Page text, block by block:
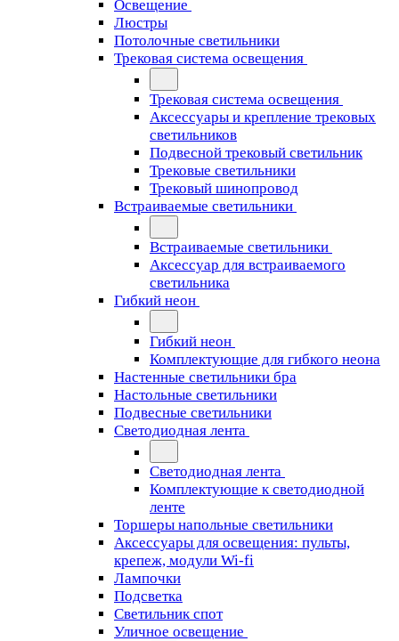
Освещение
Люстры
Потолочные светильники
Трековая система освещения
Трековая система освещения
Аксессуары и крепление трековых
светильников
Подвесной трековый светильник
Трековые светильники
Трековый шинопровод
Встраиваемые светильники
Встраиваемые светильники
Аксессуар для встраиваемого
светильника
Гибкий неон
Гибкий неон
Комплектующие для гибкого неона
Настенные светильники бра
Настольные светильники
Подвесные светильники
Светодиодная лента
Светодиодная лента
Комплектующие к светодиодной
ленте
Торшеры напольные светильники
Аксессуары для освещения: пульты,
крепеж, модули Wi-fi
Лампочки
Подсветка
Светильник спот
Уличное освещение